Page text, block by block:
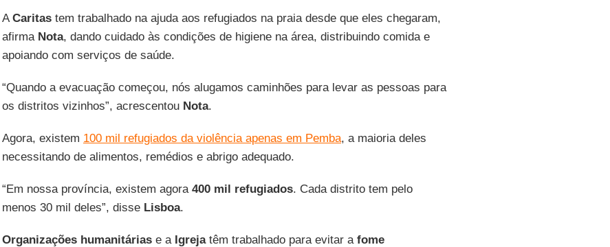
ACaritastem trabalhado na ajuda aos refugiados na praia desde que eles chegaram,
afirma Nota, dando cuidado às condições de higiene na área, distribuindo comida e
apoiando com serviços de saúde.
“Quando a evacuação começou, nós alugamos caminhões para levar as pessoas para
os distritos vizinhos”, acrescentou Nota.
Agora, existem 100 mil refugiados da violência apenas em Pemba, a maioria deles
necessitando de alimentos, remédios e abrigo adequado.
“Em nossa província, existem agora 400 mil refugiados. Cada distrito tem pelo
menos 30 mil deles”, disse Lisboa.
Organizações humanitáriase a Igrejatêm trabalhado para evitar a fome